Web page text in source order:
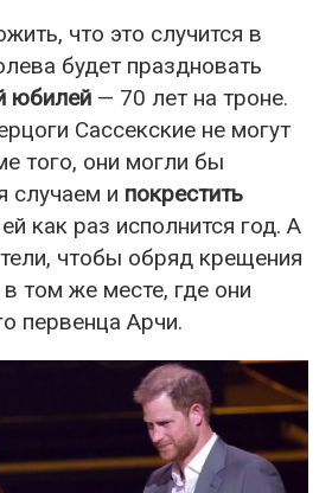
что это случится в
будет праздновать
юбилей — 70 лет на троне.
Сассекские не могут
того, они могли бы
случаем и покрестить
как раз исполнится год. А
чтобы обряд крещения
том же месте, где они
первенца Арчи.